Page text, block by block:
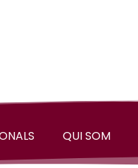
QUI SOM